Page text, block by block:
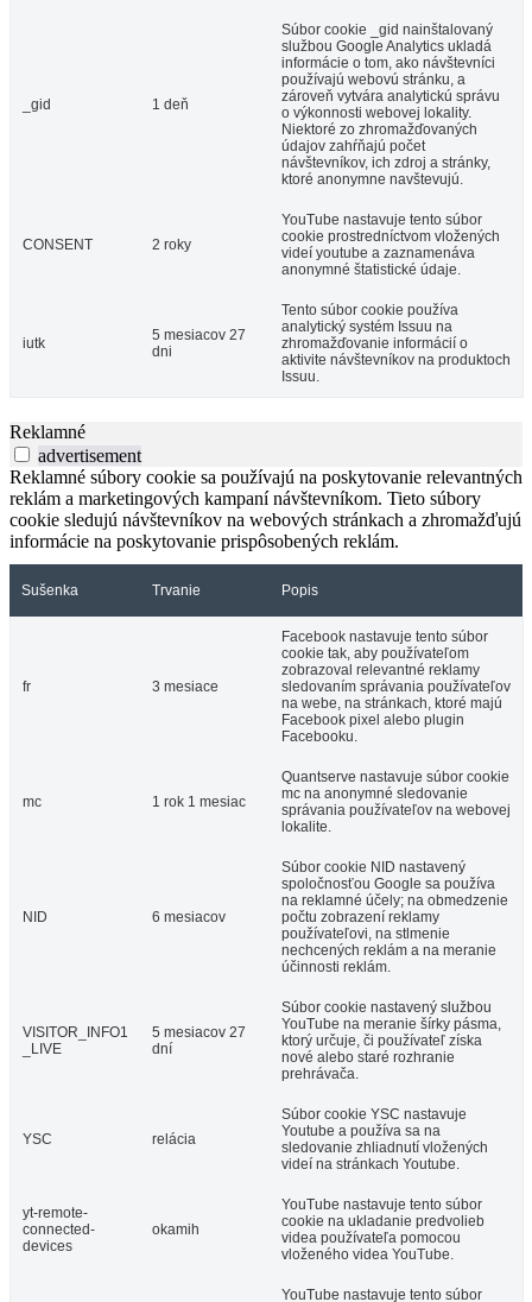
_gid 1 deň
Súbor cookie _gid nainštalovaný
službou Google Analytics ukladá
informácie o tom, ako návštevníci
používajú webovú stránku, a
zároveň vytvára analytickú správu
o výkonnosti webovej lokality.
Niektoré zo zhromažďovaných
údajov zahŕňajú počet
návštevníkov, ich zdroj a stránky,
ktoré anonymne navštevujú.
CONSENT 2 roky
YouTube nastavuje tento súbor
cookie prostredníctvom vložených
videí youtube a zaznamenáva
anonymné štatistické údaje.
iutk
5 mesiacov 27
dni
Tento súbor cookie používa
analytický systém Issuu na
zhromažďovanie informácií o
aktivite návštevníkov na produktoch
Issuu.
Reklamné
advertisement
Reklamné súbory cookie sa používajú na poskytovanie relevantných
reklám a marketingových kampaní návštevníkom. Tieto súbory
cookie sledujú návštevníkov na webových stránkach a zhromažďujú
informácie na poskytovanie prispôsobených reklám.
Sušenka Trvanie Popis
fr 3 mesiace
Facebook nastavuje tento súbor
cookie tak, aby používateľom
zobrazoval relevantné reklamy
sledovaním správania používateľov
na webe, na stránkach, ktoré majú
Facebook pixel alebo plugin
Facebooku.
mc 1 rok 1 mesiac
Quantserve nastavuje súbor cookie
mc na anonymné sledovanie
správania používateľov na webovej
lokalite.
NID 6 mesiacov
Súbor cookie NID nastavený
spoločnosťou Google sa používa
na reklamné účely; na obmedzenie
počtu zobrazení reklamy
používateľovi, na stlmenie
nechcených reklám a na meranie
účinnosti reklám.
VISITOR_INFO1
_LIVE
5 mesiacov 27
dní
Súbor cookie nastavený službou
YouTube na meranie šírky pásma,
ktorý určuje, či používateľ získa
nové alebo staré rozhranie
prehrávača.
YSC relácia
Súbor cookie YSC nastavuje
Youtube a používa sa na
sledovanie zhliadnutí vložených
videí na stránkach Youtube.
yt-remote-
connected-
devices
okamih
YouTube nastavuje tento súbor
cookie na ukladanie predvolieb
videa používateľa pomocou
vloženého videa YouTube.
YouTube nastavuje tento súbor